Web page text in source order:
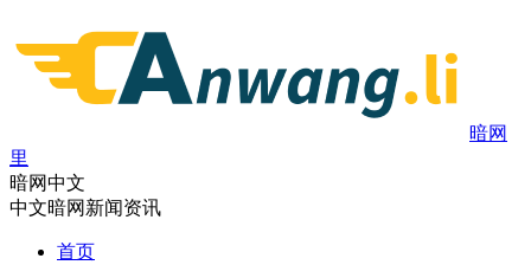
暗网
里
暗网中文
中文暗网新闻资讯
首页